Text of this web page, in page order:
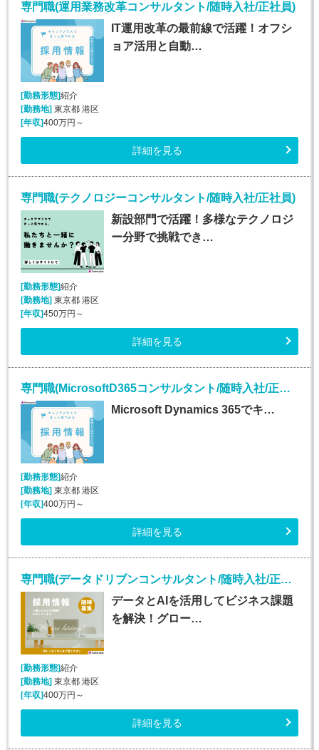
専門職(運用業務改革コンサルタント/随時入社/正社員)
IT運用改革の最前線で活躍！オフシ
ョア活用と自動…
[勤務形態]紹介
[勤務地] 東京都 港区
[年収]400万円～
詳細を見る
専門職(テクノロジーコンサルタント/随時入社/正社員)
新設部門で活躍！多様なテクノロジ
ー分野で挑戦でき…
[勤務形態]紹介
[勤務地]東京都 港区
[年収]450万円～
詳細を見る
専門職(MicrosoftD365コンサルタント/随時入社/正社員)
Microsoft Dynamics 365でキ…
[勤務形態]紹介
[勤務地] 東京都 港区
[年収]400万円～
詳細を見る
専門職(データドリブンコンサルタント/随時入社/正社員)
データとAIを活用してビジネス課題
を解決！グロー…
[勤務形態]紹介
[勤務地] 東京都 港区
[年収]400万円～
詳細を見る